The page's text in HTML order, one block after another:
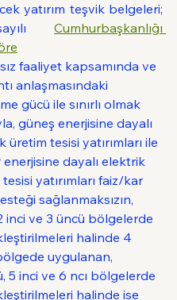
yatırım teşvik belgeleri;
Cumhurbaşkanlığı
faaliyet kapsamında ve
anlaşmasındaki
gücü ile sınırlı olmak
güneş enerjisine dayalı
üretim tesisi yatırımları ile
enerjisine dayalı elektrik
yatırımları faiz/kar
sağlanmaksızın,
inci ve 3 üncü bölgelerde
halinde 4
uygulanan,
5 inci ve 6 ncı bölgelerde
halinde ise